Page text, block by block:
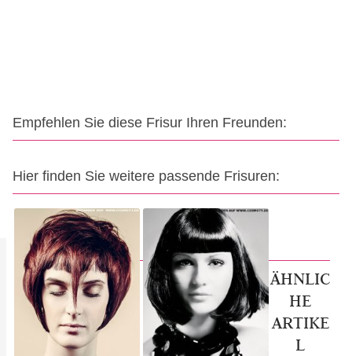
Empfehlen Sie diese Frisur Ihren Freunden:
Hier finden Sie weitere passende Frisuren:
ÄHNLIC
HE
ARTIKE
L